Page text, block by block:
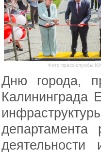
Фото пресс-службы
Дню города,
Калининграда
департамента
деятельности